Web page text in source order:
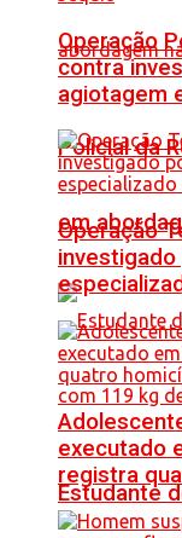
Policial da
em
Estudante
Operação
contra
agiotagem
Operação
executado
registra